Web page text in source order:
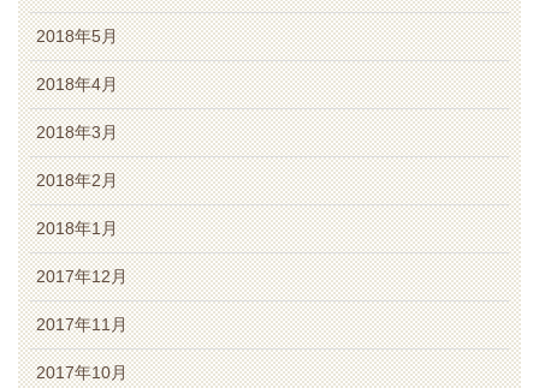
2018年5月
2018年4月
2018年3月
2018年2月
2018年1月
2017年12月
2017年11月
2017年10月